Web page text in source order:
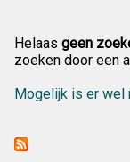
Helaas geen
zoeken door een
Mogelijk is er wel